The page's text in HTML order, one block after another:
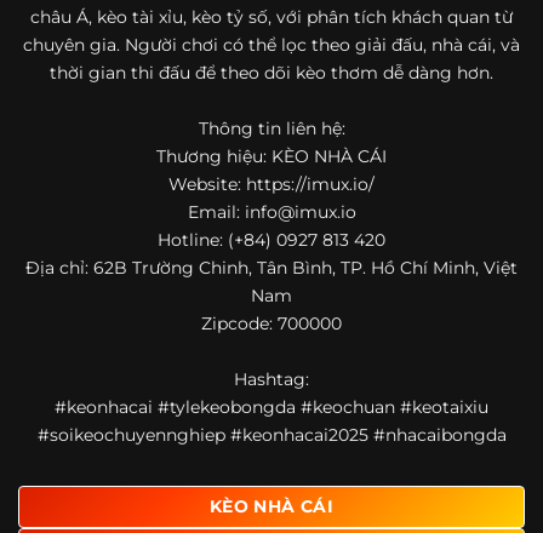
châu Á, kèo tài xỉu, kèo tỷ số, với phân tích khách quan từ
chuyên gia. Người chơi có thể lọc theo giải đấu, nhà cái, và
thời gian thi đấu để theo dõi kèo thơm dễ dàng hơn.
Thông tin liên hệ:
Thương hiệu: KÈO NHÀ CÁI
Website: https://imux.io/
Email: info@imux.io
Hotline: (+84) 0927 813 420
Địa chỉ: 62B Trường Chinh, Tân Bình, TP. Hồ Chí Minh, Việt
Nam
Zipcode: 700000
Hashtag:
#keonhacai #tylekeobongda #keochuan #keotaixiu
#soikeochuyennghiep #keonhacai2025 #nhacaibongda
KÈO NHÀ CÁI